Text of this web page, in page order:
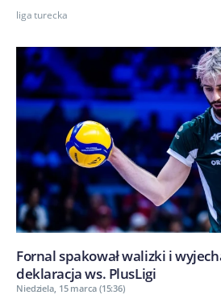
liga turecka
Fornal spakował walizki i
deklaracja ws. PlusLigi
Niedziela, 15 marca (15:36)